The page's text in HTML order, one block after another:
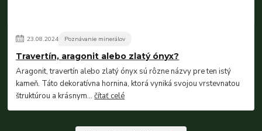
23.08.2024 Poznávanie minerálov
Travertín, aragonit alebo zlatý ónyx?
Aragonit, travertín alebo zlatý ónyx sú rôzne názvy pre ten istý
kameň. Táto dekoratívna hornina, ktorá vyniká svojou vrstevnatou
štruktúrou a krásnym...čítať celé